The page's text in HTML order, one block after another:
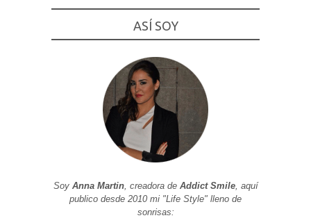
ASÍ SOY
Soy Anna Martin, creadora de Addict Smile, aquí
publico desde 2010 mi "Life Style" lleno de
sonrisas:
Estadísticas
y estructura
de la web, en
base a cómo